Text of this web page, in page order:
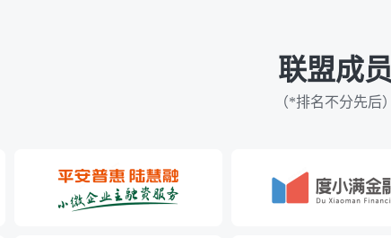
联盟成员
（*排名不分先后）